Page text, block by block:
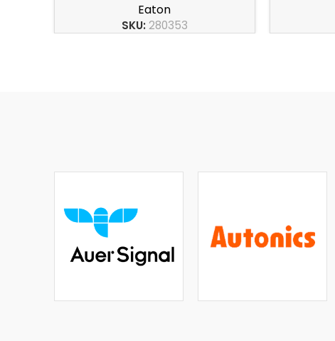
Eaton
SKU:280353